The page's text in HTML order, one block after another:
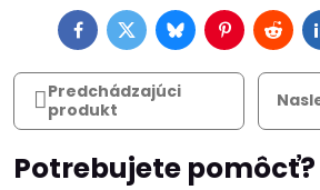
FacebookTwitterBlueskyPinterestReddit
Predchádzajúci
produkt
Potrebujete pomôcť?